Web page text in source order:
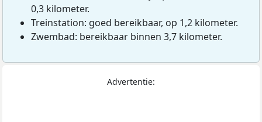
0,3 kilometer.
Treinstation: goed bereikbaar, op 1,2 kilometer.
Zwembad: bereikbaar binnen 3,7 kilometer.
Advertentie: